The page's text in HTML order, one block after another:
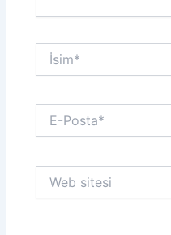
İsim*
Posta*
sitesi